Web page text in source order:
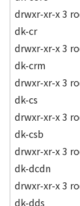
drwxr-xr-x 3
dk-cr
drwxr-xr-x 3
dk-crm
drwxr-xr-x 3
dk-cs
drwxr-xr-x 3
dk-csb
drwxr-xr-x 3
dk-dcdn
drwxr-xr-x 3
dk-dds